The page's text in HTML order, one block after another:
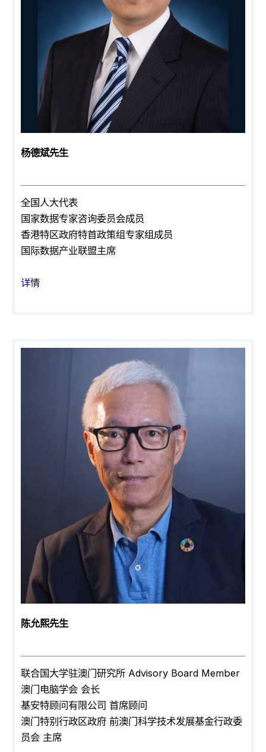
杨德斌先生
全国人大代表
国家数据专家咨询委员会成员
香港特区政府特首政策组专家组成员
国际数据产业联盟主席
详情
陈允熙先生
联合国大学驻澳门研究所 Advisory Board Member
澳门电脑学会 会长
基安特顾问有限公司 首席顾问
澳门特别行政区政府 前澳门科学技术发展基金行政委
员会 主席